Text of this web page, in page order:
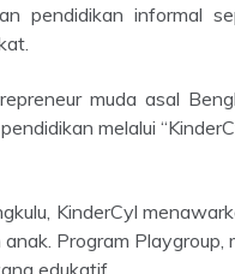
pendidikan informal
melalui
Program Playgroup,
edukatif.